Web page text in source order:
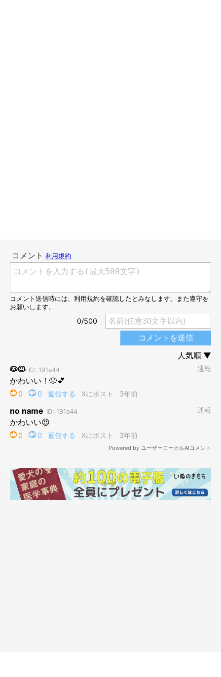
鳴きながら小走りするおもちゃに、「し〜ん」と黙るくり蔵く
ん。「これ、完全におもちゃですやん」と言っているような表情
で、飼い主さんを見つめます（笑）